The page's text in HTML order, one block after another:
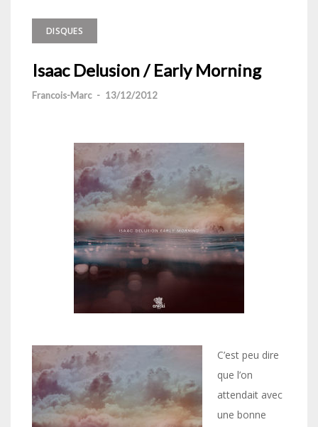
DISQUES
Isaac Delusion / Early Morning
Francois-Marc - 13/12/2012
C’est peu dire
que l’on
attendait avec
une bonne